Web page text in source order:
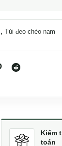
, Túi đeo chéo nam
Kiểm
toán